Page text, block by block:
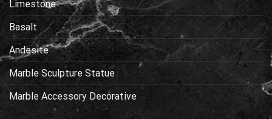
Limestone
Basalt
Andesite
Marble Sculpture Statue
Marble Accessory Decorative